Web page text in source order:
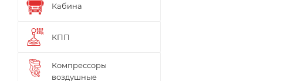
Кабина
КПП
Компрессоры
воздушные